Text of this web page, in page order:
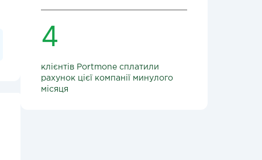
4
клієнтів Portmone сплатили
рахунок цієї компанії минулого
місяця